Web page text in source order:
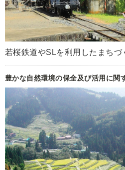
若桜鉄道やSLを利用したまち
豊かな自然環境の保全及び活用に関